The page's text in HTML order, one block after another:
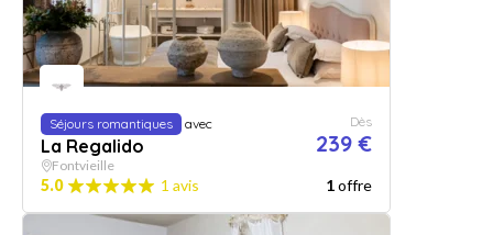
Séjours romantiques avec
La Regalido
Dès
239 €
Fontvieille
5.0 1 avis 1offre